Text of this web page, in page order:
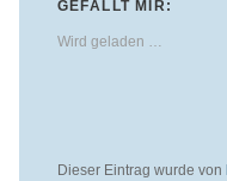
GEFÄLLT MIR:
Wird geladen …
Dieser Eintrag wurde von